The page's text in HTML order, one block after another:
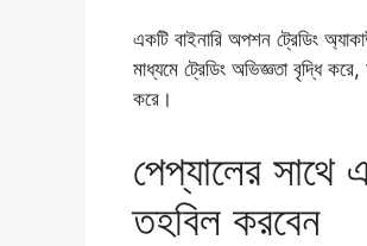
একটি বাইনারি অপশন ট্রেডিং
মাধ্যমে ট্রেডিং অভিজ্ঞতা বৃদ্ধি
করে।
পেপ্যালের সাথে
তহবিল করবেন